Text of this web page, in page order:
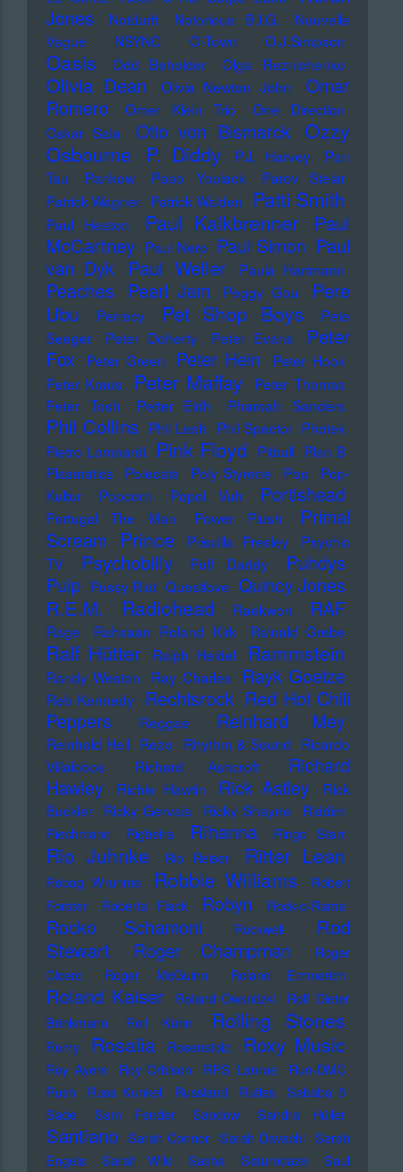
Jones
Notdurft Notorious B.I.G.
Nouvelle
Vague
NSYNC O-Town O.J.Simpson
Oasis Odd Beholder Olga Reznichenko
Olivia Dean Olivia Newton John
Omar
Romero
Omer Klein Trio
One Direction
Oskar Sala
Otto von Bismarck Ozzy
Osbourne
P. Diddy P.J. Harvey
Pan
Tau
Pankow Papo Yoplack
Parov Stelar
Patrick Wagner Patrick Walden Patti Smith
Paul Heaton Paul Kalkbrenner
Paul
McCartney Paul Nero Paul Simon Paul
van Dyk Paul Weller Paula Hartmann
Peaches Pearl Jam Peggy Gou
Pere
Ubu
Perrecy Pet Shop Boys
Pete
Seeger
Peter Doherty Peter Evans
Peter
Fox
Peter Green Peter Hein
Peter Hook
Peter Kraus
Peter Maffay
Peter Thomas
Peter Tosh
Petter Eldh Pharoah Sanders
Phil Collins Phil Lesh Phil Spector Photek
Pietro Lombardi
Pink Floyd Pitbull Plan B
Plasmatics
Polecats Poly Styrene Pop
Pop-
Kultur
Popcorn Popol Vuh Portishead
Portugal The Man Power Plush
Primal
Scream
Prince Priscilla Presley
Psychic
TV
Psychobilly Puff Daddy
Puhdys
Pulp Pussy Riot Questlove Quincy Jones
R.E.M. Radiohead Raekwon RAF
Rage Rahsaan Roland Kirk Rainald Grebe
Ralf Hütter Ralph Heidel Rammstein
Randy Weston Ray Charles Rayk Goetze
Reb Kennedy Rechtsrock Red Hot Chili
Peppers
Reggae Reinhard Mey
Reinhold Heil Rezo Rhythm & Sound Ricardo
Villalobos
Richard Ashcroft
Richard
Hawley
Richie Hawtin Rick Astley
Rick
Buckler
Ricky Gervais Ricky Shayne Riddim
Riechmann Righeira Rihanna Ringo Starr
Rio Juhnke Rio Reiser Ritter Lean
Robag Wruhme Robbie Williams
Robert
Forster
Roberta Flack Robyn Rock-o-Rama
Rocko Schamoni Rockwell
Rod
Stewart
Roger Champman
Roger
Cicero
Roger McGuinn Roland Emmerich
Roland Kaiser Roland Owsnitzki
Rolf Dieter
Brinkmann
Rolf Kühn Rolling Stones
Romy Rosalia Rosenstolz Roxy Music
Roy Ayers Roy Orbison RPS Lanrue
Run-DMC
Rush
Russ Kunkel Russland Rutles
Sababa 5
Sade
Sam Fender Sandow Sandra Hüller
Santiano Sarah Connor Sarah Davachi Sarah
Engels
Sarah Wild Sasha Saturndaze
Saul